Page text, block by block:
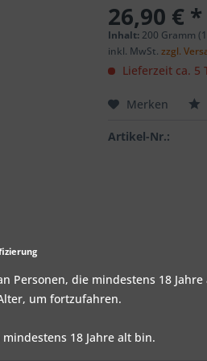
26,90 € *
Inhalt: 200 Gramm
inkl. MwSt.zzgl.
Lieferzeit ca. 5
Merken
Artikel-Nr.:
Personen, die mindestens 18
um fortzufahren.
18 Jahre alt bin.